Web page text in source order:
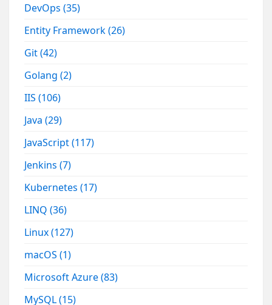
DevOps(35)
Entity Framework(26)
Git(42)
Golang(2)
IIS(106)
Java(29)
JavaScript(117)
Jenkins(7)
Kubernetes(17)
LINQ(36)
Linux(127)
macOS(1)
Microsoft Azure(83)
MySQL(15)